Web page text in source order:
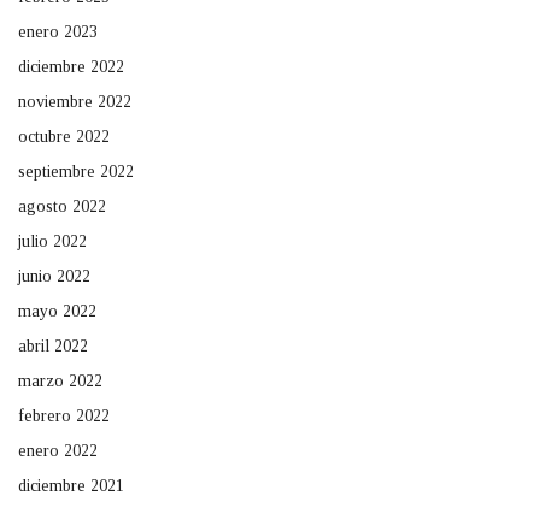
enero 2023
diciembre 2022
noviembre 2022
octubre 2022
septiembre 2022
agosto 2022
julio 2022
junio 2022
mayo 2022
abril 2022
marzo 2022
febrero 2022
enero 2022
diciembre 2021